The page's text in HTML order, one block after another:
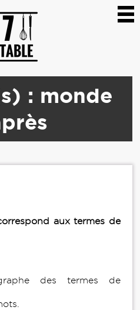
: monde
aux termes de
des termes de